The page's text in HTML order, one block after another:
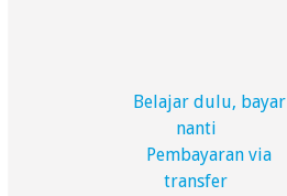
Belajar dulu, bayar
nanti
Pembayaran via
transfer